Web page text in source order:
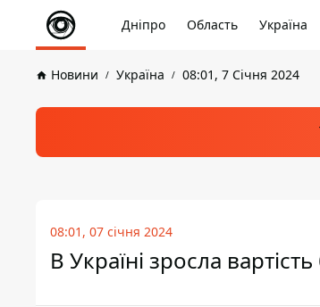
Дніпро Область Україна
Новини Україна 08:01, 7 Січня 2024
08:01, 07 січня 2024
В Україні зросла